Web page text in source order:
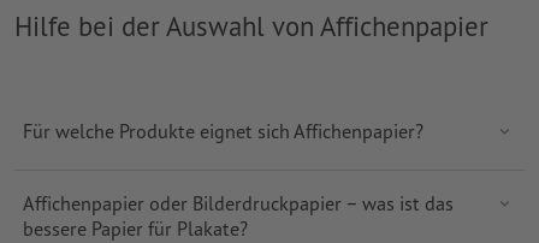
Hilfe bei der Auswahl von Affichenpapier
Für welche Produkte eignet sich Affichenpapier?
Affichenpapier oder Bilderdruckpapier – was ist das
bessere Papier für Plakate?